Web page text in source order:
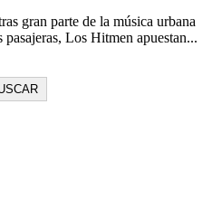
gran parte de la música urbana
Los Hitmen apuestan...